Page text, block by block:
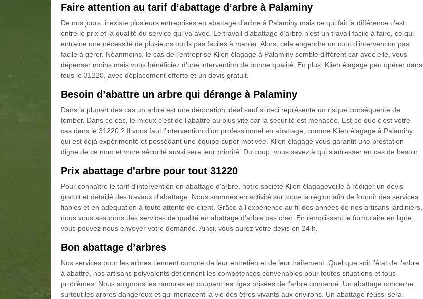
Faire attention au tarif d’abattage d’arbre à Palaminy
De nos jours, il existe plusieurs entreprises en abattage d’arbre à Palaminy mais ce qui fait la différence c’est
entre le prix et la qualité du service qui va avec. Le travail d’abattage d’arbre n’est un travail facile à faire, ce qui
entraine une nécessité de plusieurs outils pas faciles à manier. Alors, cela engendre un cout d’intervention pas
facile à gérer. Néanmoins, le cas de l’entreprise Klien élagage à Palaminy semble différent car avec elle, vous
dépenser moins mais vous bénéficiez d’une intervention de bonne qualité. En plus, Klien élagage peu opérer dans
tous le 31220, avec déplacement offerte et un devis gratuit.
Besoin d’abattre un arbre qui dérange à Palaminy
Dans la plupart des cas un arbre est une décoration idéal sauf si ceci représente un risque conséquente de
tomber. Dans ce cas, le mieux c’est de l’abattre au plus vite car la sécurité est menacée. Est-ce que c’est votre
cas dans le 31220 ? Il vous faut l’intervention d’un professionnel en abattage, comme Klien élagage à Palaminy
qui est déjà expérimenté et possédant une équipe super motivée. Klien élagage vous garantit une prestation
digne de ce nom et votre sécurité aussi sera leur priorité. Du coup, vous savez à qui s’adresser en cas de besoin.
Prix abattage d'arbre pour tout 31220
Pour connaître le tarif d'intervention en abattage d'arbre, notre société Klien élagageveille à rédiger un devis
gratuit et détaillé des travaux d'abattage. Nous sommes en activité sur toute la région afin de fournir des services
fiables et en adéquation à toute attente de client. Grâce à l'expérience au fil des années de nos artisans jardiniers,
nous vous assurons des services de qualité en abattage d'arbre pas cher. En remplissant le formulaire en ligne,
vous pouvez nous envoyer votre demande. Ainsi, vous aurez votre devis en 24 h.
Bon abattage d’arbres
Nos services pour les arbres tiennent compte de leur entretien et de leur traitement. Quel que soit l’état de l’arbre
à abattre, nos artisans polyvalents détiennent les compétences convenables pour toutes situations et tous
problèmes. Nous soignons les ramures en coupant les tiges brisées de l’arbre concerné. Un abattage concerne
surtout les arbres dangereux et qui menacent la vie des êtres vivants aux environs. Un abattage réussi sera